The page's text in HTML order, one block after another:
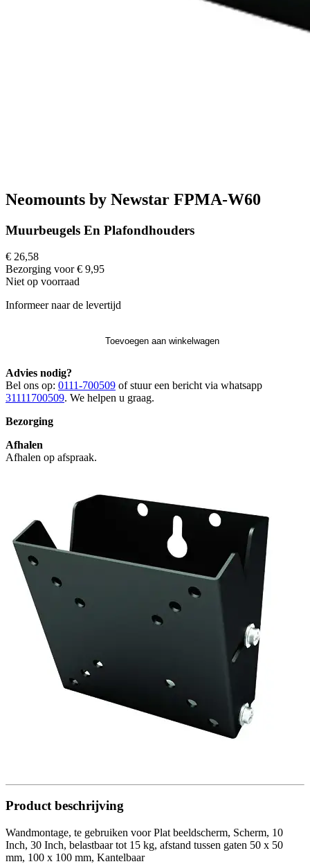
Neomounts by Newstar FPMA-W60
Muurbeugels En Plafondhouders
€ 26,58
Bezorging voor € 9,95
Niet op voorraad
Informeer naar de levertijd
Toevoegen aan winkelwagen
Advies nodig?
Bel ons op: 0111-700509 of stuur een bericht via whatsapp
31111700509. We helpen u graag.
Bezorging
Afhalen
Afhalen op afspraak.
Product beschrijving
Wandmontage, te gebruiken voor Plat beeldscherm, Scherm, 10
Inch, 30 Inch, belastbaar tot 15 kg, afstand tussen gaten 50 x 50
mm, 100 x 100 mm, Kantelbaar